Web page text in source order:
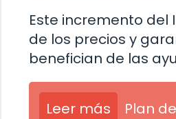
Este incremento del
de los precios y
benefician de las
Leer más Plan